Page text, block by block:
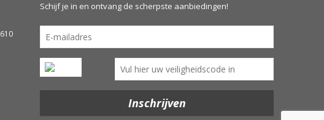
Schijf je in en ontvang de scherpste aanbiedingen!